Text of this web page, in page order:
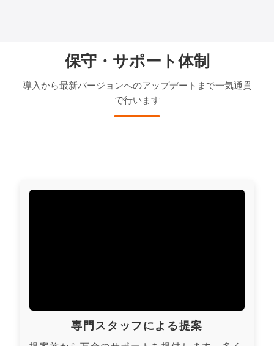
保守・サポート体制
導入から最新バージョンへのアップデートまで一気通貫
で行います
専門スタッフによる提案